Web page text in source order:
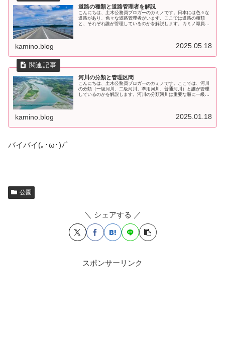
道路の種類と道路管理者を解説
こんにちは、土木公務員ブロガーのカミノです。日本には色々な
道路があり、色々な道路管理者がいます。ここでは道路の種類
と、それぞれ誰が管理しているのかを解説します。カミノ職員は
kamino.blog 2025.05.18
河川の分類と管理区間
こんにちは、土木公務員ブロガーのカミノです。ここでは、河川
の分類（一級河川、二級河川、準用河川、普通河川）と誰が管理
しているのかを解説します。河川の分類河川は重要な順に一級河
kamino.blog 2025.01.18
バイバイ(｡･ω･)ﾉﾞ
公園
＼ シェアする ／
スポンサーリンク